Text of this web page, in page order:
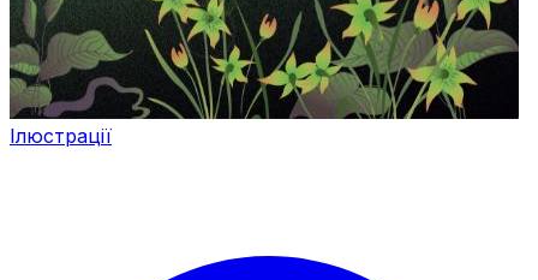
Ілюстрації